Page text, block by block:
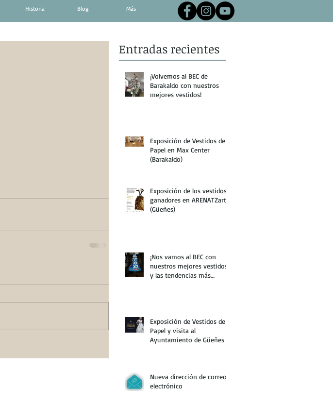
Historia Blog Más
Entradas recientes
¡Volvemos al BEC de
Barakaldo con nuestros
mejores vestidos!
Exposición de Vestidos de
Papel en Max Center
(Barakaldo)
Exposición de los vestidos
ganadores en ARENATZarte
(Güeñes)
¡Nos vamos al BEC con
nuestros mejores vestidos
y las tendencias más
Exposición de Vestidos de
Papel y visita al
Ayuntamiento de Güeñes
Nueva dirección de correo
electrónico